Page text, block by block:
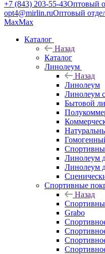
+7 (843) 203-55-43Оптовый
opt4@mirlin.ruОптовый
MaxMax
Каталог
Назад
Каталог
Линолеум
Назад
Линолеум
Линолеум
Бытовой
Линолеум
Линолеум
Спортивные
Назад
Grabo